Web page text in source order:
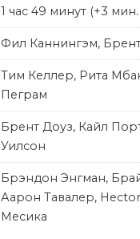
1 час 49 минут (+3
Фил Каннингэм,
Тим Келлер, Рита
Пеграм
Брент Доуз, Кайл
Уилсон
Брэндон Энгман,
Аарон Тавалер,
Месика